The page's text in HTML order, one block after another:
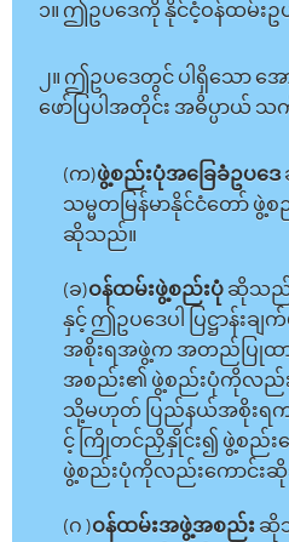
၁။ ဤဥပဒေကို နိုင်ငံ့ဝန်ထမ်းဥ
၂။ ဤဥပဒေတွင် ပါရှိသော အ
ဖော်ပြပါအတိုင်း အဓိပ္ပာယ်
(က)ဖွဲ့စည်းပုံအခြေခံဥပဒေ
သမ္မတမြန်မာနိုင်ငံတော် ဖွဲ့
ဆိုသည်။
(ခ)ဝန်ထမ်းဖွဲ့စည်းပုံ ဆိုသည်မှ
နှင့် ဤဥပဒေပါ ပြဋ္ဌာန်းခ
အစိုးရအဖွဲ့က အတည်ပြုထာ
အစည်း၏ ဖွဲ့စည်းပုံကိုလည်းက
သို့မဟုတ် ပြည်နယ်အစိုးရက
င့် ကြိုတင်ညှိနှိုင်း၍ ဖွဲ့စည်
ဖွဲ့စည်းပုံကိုလည်းကောင်း
(ဂ )ဝန်ထမ်းအဖွဲ့အစည်း ဆို